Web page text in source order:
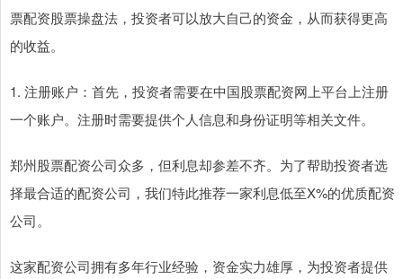
票配资股票操盘法，投资者可以放大自己的资金，从而获得更高
的收益。
1. 注册账户：首先，投资者需要在中国股票配资网上平台上注册
一个账户。注册时需要提供个人信息和身份证明等相关文件。
郑州股票配资公司众多，但利息却参差不齐。为了帮助投资者选
择最合适的配资公司，我们特此推荐一家利息低至X%的优质配资
公司。
这家配资公司拥有多年行业经验，资金实力雄厚，为投资者提供